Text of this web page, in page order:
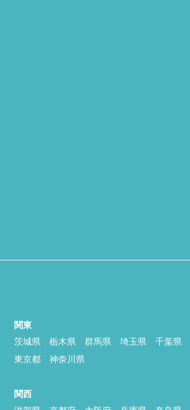
関東
茨城県
栃木県 群馬県 埼玉県
千葉県
東京都
神奈川県
関西